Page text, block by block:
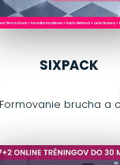
SIXPACK
Formovanie brucha a